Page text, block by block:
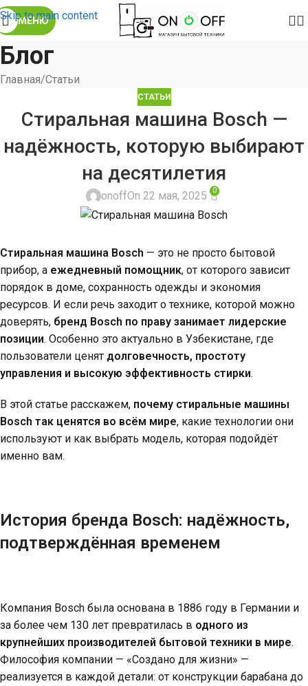
Skip to main content
МЕНЮ
Блог
Главная Статьи
СТАТЬИ
Стиральная машина Bosch —
надёжность, которую выбирают
на десятилетия
onoffOn 22 мая, 2025 0
Стиральная машина Bosch — это не просто бытовой
прибор, а ежедневный помощник, от которого зависит
порядок в доме, сохранность одежды и экономия
ресурсов. И если речь заходит о технике, которой можно
доверять, бренд Bosch по праву занимает лидерские
позиции. Особенно это актуально в Узбекистане, где
пользователи ценят долговечность, простоту
управления и высокую эффективность стирки.
В этой статье расскажем, почему стиральные машины
Bosch так ценятся во всём мире, какие технологии они
используют и как выбрать модель, которая подойдёт
именно вам.
История бренда Bosch: надёжность,
подтверждённая временем
Компания Bosch была основана в 1886 году в Германии и
за более чем 130 лет превратилась в одного из
крупнейших производителей бытовой техники в мире.
Философия компании — «Создано для жизни» —
реализуется в каждой детали: от конструкции барабана до